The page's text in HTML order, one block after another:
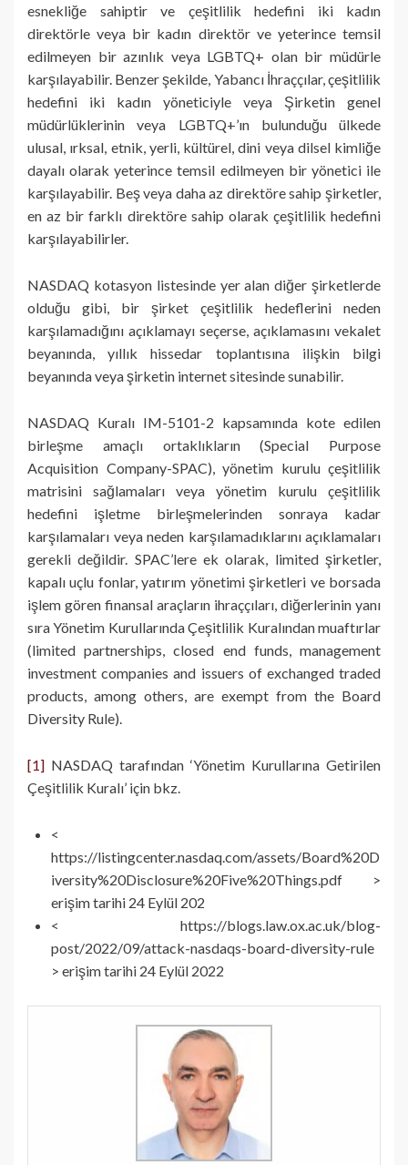
esnekliğe sahiptir ve çeşitlilik hedefini iki kadın
direktörle veya bir kadın direktör ve yeterince temsil
edilmeyen bir azınlık veya LGBTQ+ olan bir müdürle
karşılayabilir. Benzer şekilde, Yabancı İhraççılar, çeşitlilik
hedefini iki kadın yöneticiyle veya Şirketin genel
müdürlüklerinin veya LGBTQ+’ın bulunduğu ülkede
ulusal, ırksal, etnik, yerli, kültürel, dini veya dilsel kimliğe
dayalı olarak yeterince temsil edilmeyen bir yönetici ile
karşılayabilir. Beş veya daha az direktöre sahip şirketler,
en az bir farklı direktöre sahip olarak çeşitlilik hedefini
karşılayabilirler.
NASDAQ kotasyon listesinde yer alan diğer şirketlerde
olduğu gibi, bir şirket çeşitlilik hedeflerini neden
karşılamadığını açıklamayı seçerse, açıklamasını vekalet
beyanında, yıllık hissedar toplantısına ilişkin bilgi
beyanında veya şirketin internet sitesinde sunabilir.
NASDAQ Kuralı IM-5101-2 kapsamında kote edilen
birleşme amaçlı ortaklıkların (Special Purpose
Acquisition Company-SPAC), yönetim kurulu çeşitlilik
matrisini sağlamaları veya yönetim kurulu çeşitlilik
hedefini işletme birleşmelerinden sonraya kadar
karşılamaları veya neden karşılamadıklarını açıklamaları
gerekli değildir. SPAC’lere ek olarak, limited şirketler,
kapalı uçlu fonlar, yatırım yönetimi şirketleri ve borsada
işlem gören finansal araçların ihraççıları, diğerlerinin yanı
sıra Yönetim Kurullarında Çeşitlilik Kuralından muaftırlar
(limited partnerships, closed end funds, management
investment companies and issuers of exchanged traded
products, among others, are exempt from the Board
Diversity Rule).
[1] NASDAQ tarafından ‘Yönetim Kurullarına Getirilen
Çeşitlilik Kuralı’ için bkz.
<
https://listingcenter.nasdaq.com/assets/Board%20D
iversity%20Disclosure%20Five%20Things.pdf >
erişim tarihi 24 Eylül 202
< https://blogs.law.ox.ac.uk/blog-
post/2022/09/attack-nasdaqs-board-diversity-rule
> erişim tarihi 24 Eylül 2022